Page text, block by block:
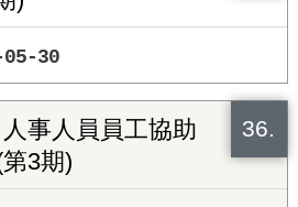
05-30
36.
事人員員工協助
3期)